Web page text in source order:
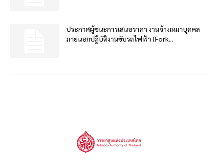
ประกาศผู้ชนะการเสนอราคา งานจ้างเหมาบุคคล
ภายนอกปฏิบัติงานขับรถไฟฟ้า (Fork...